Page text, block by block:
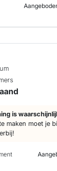
is
maken moet je